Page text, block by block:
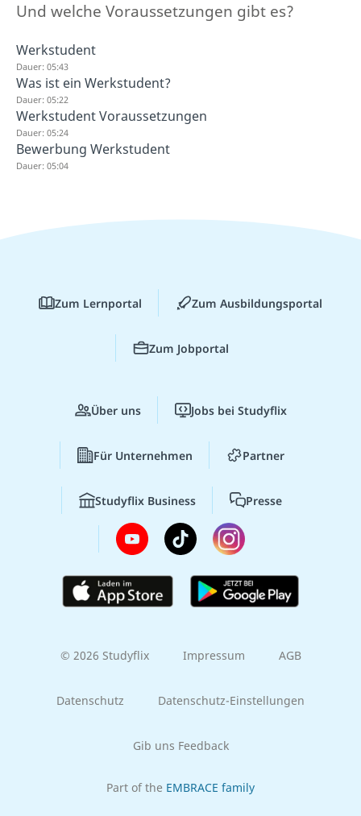
Und welche Voraussetzungen gibt es?
Werkstudent
Dauer: 05:43
Was ist ein Werkstudent?
Dauer: 05:22
Werkstudent Voraussetzungen
Dauer: 05:24
Bewerbung Werkstudent
Dauer: 05:04
Zum Lernportal Zum Ausbildungsportal
Zum Jobportal
Über uns Jobs bei Studyflix
Für Unternehmen Partner
Studyflix Business Presse
© 2026 Studyflix Impressum AGB
Datenschutz Datenschutz-Einstellungen
Gib uns Feedback
Part of the EMBRACE family